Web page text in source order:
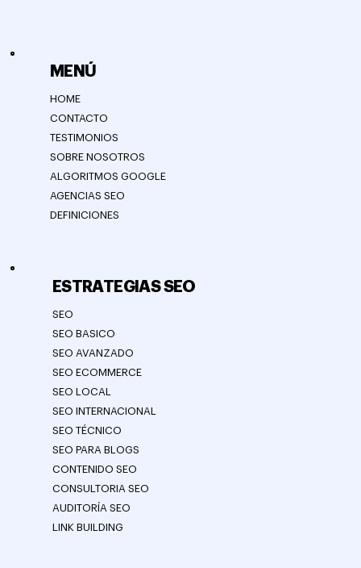
MENÚ
HOME
CONTACTO
TESTIMONIOS
SOBRE NOSOTROS
ALGORITMOS GOOGLE
AGENCIAS SEO
DEFINICIONES
ESTRATEGIAS SEO
SEO
SEO BASICO
SEO AVANZADO
SEO ECOMMERCE
SEO LOCAL
SEO INTERNACIONAL
SEO TÉCNICO
SEO PARA BLOGS
CONTENIDO SEO
CONSULTORIA SEO
AUDITORÍA SEO
LINK BUILDING